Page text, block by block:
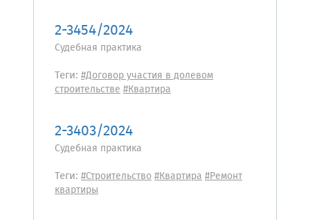
2-3454/2024
Судебная практика
Теги: #Договор участия в долевом
строительстве#Квартира
2-3403/2024
Судебная практика
Теги: #Строительство#Квартира#Ремонт
квартиры